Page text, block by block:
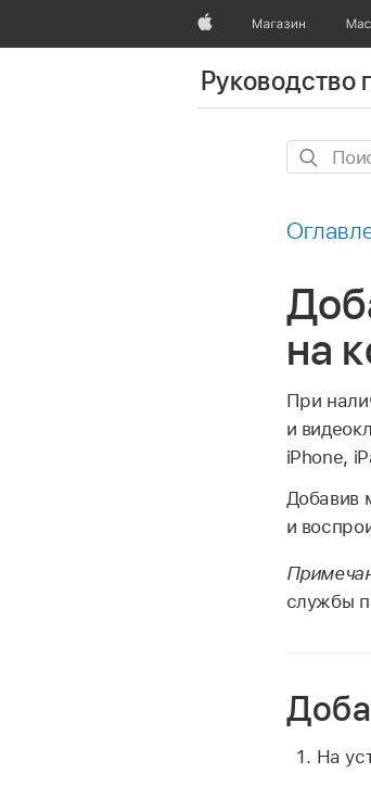
Apple Магазин
Руководство
Поиск
на
При
и
iPhone,
Добавив
и
службы
На